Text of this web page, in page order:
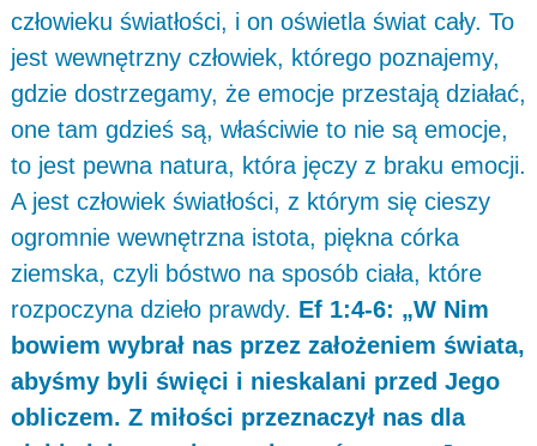
człowieku światłości, i on oświetla świat cały. To
jest wewnętrzny człowiek, którego poznajemy,
gdzie dostrzegamy, że emocje przestają działać,
one tam gdzieś są, właściwie to nie są emocje,
to jest pewna natura, która jęczy z braku emocji.
A jest człowiek światłości, z którym się cieszy
ogromnie wewnętrzna istota, piękna córka
ziemska, czyli bóstwo na sposób ciała, które
rozpoczyna dzieło prawdy. Ef 1:4-6: „W Nim
bowiem wybrał nas przez założeniem świata,
abyśmy byli święci i nieskalani przed Jego
obliczem. Z miłości przeznaczył nas dla